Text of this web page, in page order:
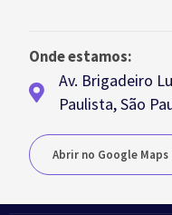
Onde estamos:
Av. Brigadeiro
Paulista, São
Abrir no Google Maps